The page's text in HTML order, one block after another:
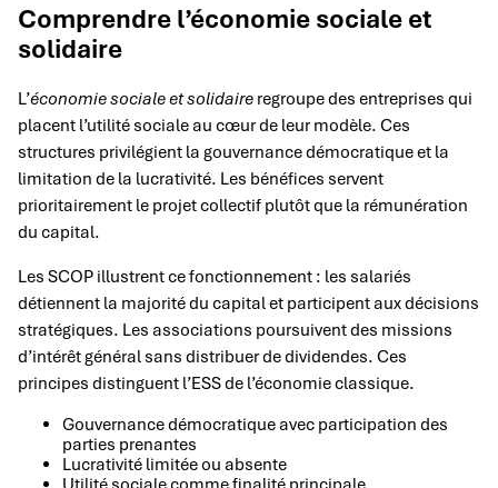
Comprendre l’économie sociale et
solidaire
L’économie sociale et solidaire regroupe des entreprises qui
placent l’utilité sociale au cœur de leur modèle. Ces
structures privilégient la gouvernance démocratique et la
limitation de la lucrativité. Les bénéfices servent
prioritairement le projet collectif plutôt que la rémunération
du capital.
Les SCOP illustrent ce fonctionnement : les salariés
détiennent la majorité du capital et participent aux décisions
stratégiques. Les associations poursuivent des missions
d’intérêt général sans distribuer de dividendes. Ces
principes distinguent l’ESS de l’économie classique.
Gouvernance démocratique avec participation des
parties prenantes
Lucrativité limitée ou absente